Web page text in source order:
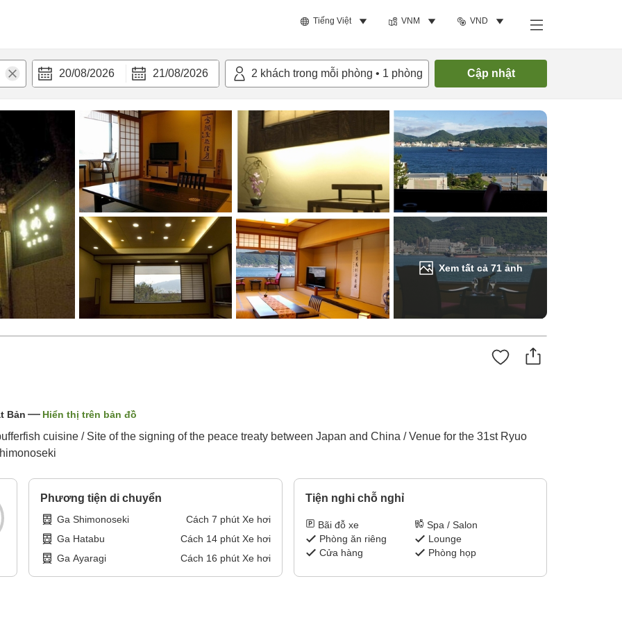
Tiếng Việt VNM VND
20/08/2026 21/08/2026 2 khách trong mỗi phòng • 1 phòng Cập nhật
Xem tất cả71 ảnh
bật Tiện nghi Tìm phòng trống
Bản Hiển thị trên bản đồ
cuisine / Site of the signing of the peace treaty between Japan and China / Venue for the 31st Ryuo
Phương tiện di chuyển
Ga Shimonoseki Cách 7 phút Xe hơi
Ga Hatabu
Cách 14phút Xe hơi
Ga Ayaragi
Cách 16 phút Xe hơi
Tiện nghi chỗ nghỉ
Bãi đỗ xe
Spa / Salon
Phòng ăn riêng
Lounge
Cửa hàng
Phòng họp